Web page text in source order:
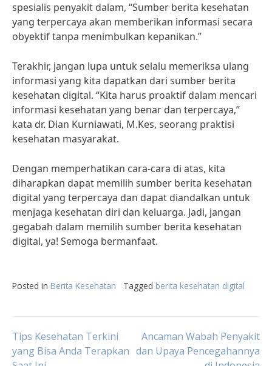
spesialis penyakit dalam, “Sumber berita kesehatan
yang terpercaya akan memberikan informasi secara
obyektif tanpa menimbulkan kepanikan.”
Terakhir, jangan lupa untuk selalu memeriksa ulang
informasi yang kita dapatkan dari sumber berita
kesehatan digital. “Kita harus proaktif dalam mencari
informasi kesehatan yang benar dan terpercaya,”
kata dr. Dian Kurniawati, M.Kes, seorang praktisi
kesehatan masyarakat.
Dengan memperhatikan cara-cara di atas, kita
diharapkan dapat memilih sumber berita kesehatan
digital yang terpercaya dan dapat diandalkan untuk
menjaga kesehatan diri dan keluarga. Jadi, jangan
gegabah dalam memilih sumber berita kesehatan
digital, ya! Semoga bermanfaat.
Posted in Berita Kesehatan Tagged berita kesehatan digital
Post
Tips Kesehatan Terkini
yang Bisa Anda Terapkan
Ancaman Wabah Penyakit
dan Upaya Pencegahannya